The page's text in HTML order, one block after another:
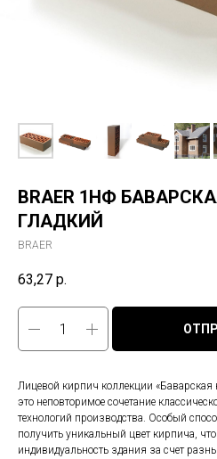
BRAER 1НФ
ГЛАДКИЙ
BRAER
63,27 р.
Лицевой кирпич коллекции «Баварская
это неповторимое сочетание
технологий производства. Особый
получить уникальный цвет кирпича,
индивидуальность здания за счет